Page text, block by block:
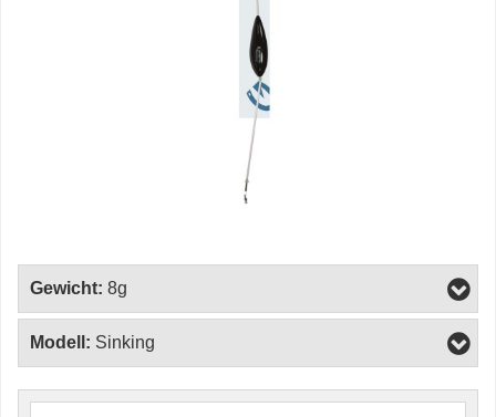
Gewicht: 8g
Modell: Sinking